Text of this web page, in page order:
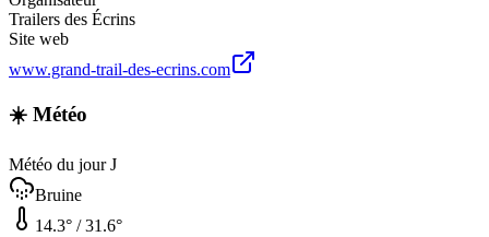
Trailers des Écrins
Site web
www.grand-trail-des-ecrins.com
☀️ Météo
Météo du jour J
Bruine
14.3° /31.6°